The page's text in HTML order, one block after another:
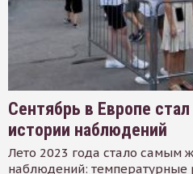
Сентябрь в Европе
истории наблюдений
Лето 2023 года стало самым
наблюдений: температурные